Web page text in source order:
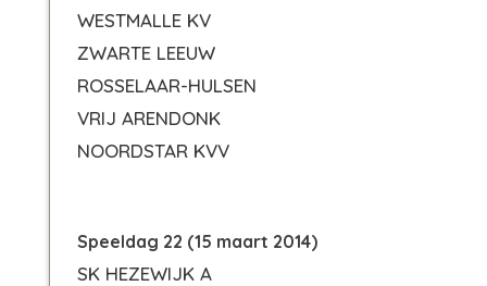
WESTMALLE KV
ZWARTE LEEUW
ROSSELAAR-HULSEN
VRIJ ARENDONK
NOORDSTAR KVV
Speeldag 22 (15 maart 2014)
SK HEZEWIJK A